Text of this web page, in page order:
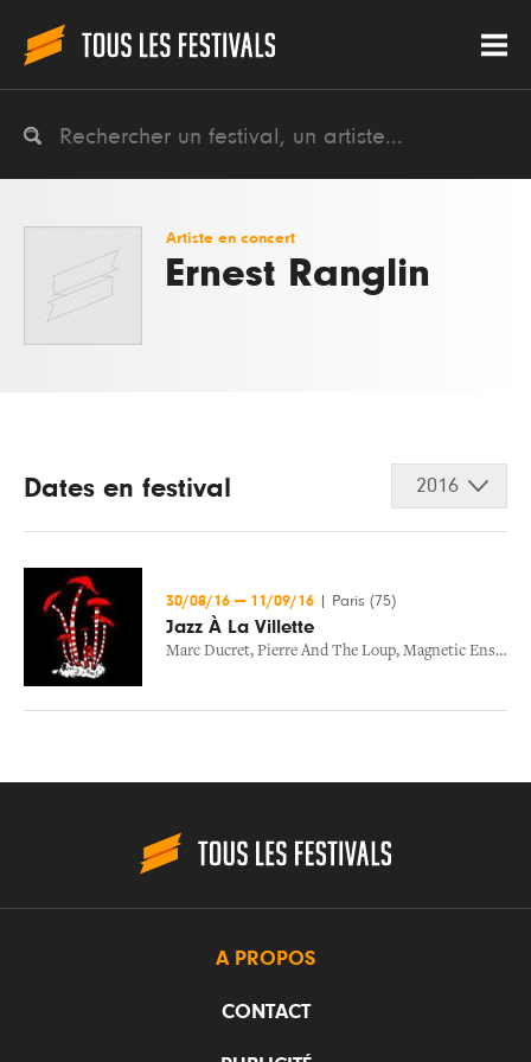
Artiste en concert
Ernest Ranglin
Dates en festival 2016
30/08/16 — 11/09/16 Paris (75)
Jazz À La Villette
Marc Ducret, Pierre And The Loup, Magnetic Ensemble
A PROPOS
CONTACT